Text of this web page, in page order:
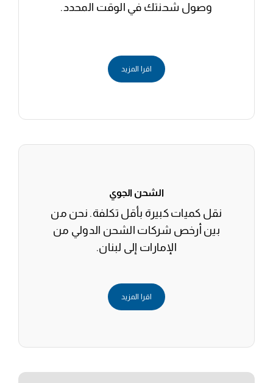
وصول شحنتك في الوقت المحدد.
اقرا المزيد
الشحن الجوي
نقل كميات كبيرة بأقل تكلفة. نحن من
بين أرخص شركات الشحن الدولي من
الإمارات إلى لبنان.
اقرا المزيد